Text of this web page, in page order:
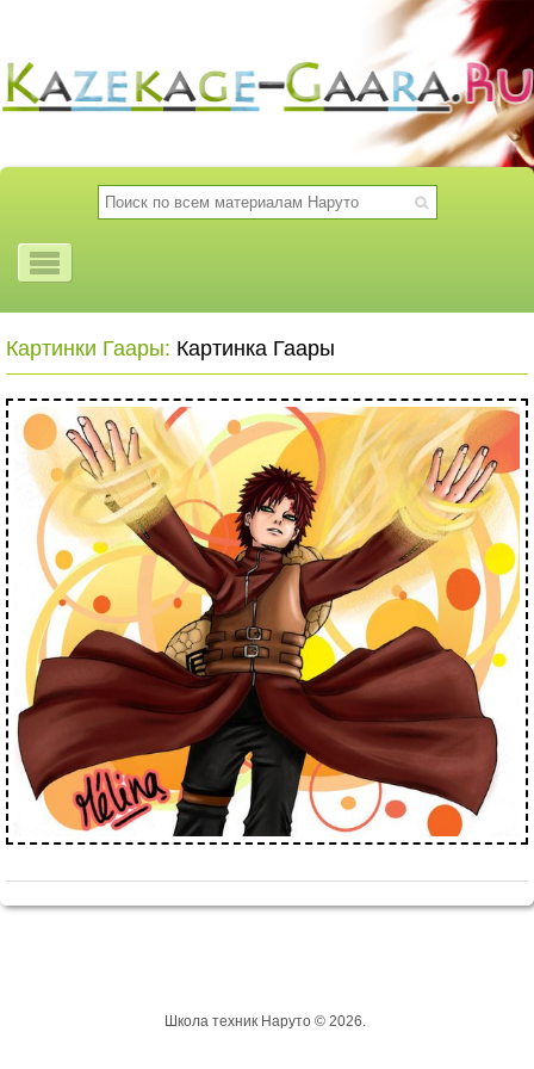
Картинки Гаары: Картинка Гаары
Школа техник Наруто © 2026.